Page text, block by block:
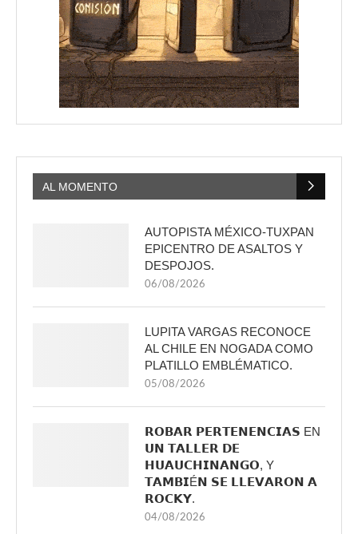
AL MOMENTO
AUTOPISTA MÉXICO-TUXPAN
EPICENTRO DE ASALTOS Y
DESPOJOS.
06/08/2026
LUPITA VARGAS RECONOCE
AL CHILE EN NOGADA COMO
PLATILLO EMBLÉMATICO.
05/08/2026
𝗥𝗢𝗕𝗔𝗥 𝗣𝗘𝗥𝗧𝗘𝗡𝗘𝗡𝗖𝗜𝗔𝗦 EN
𝗨𝗡 𝗧𝗔𝗟𝗟𝗘𝗥 𝗗𝗘
𝗛𝗨𝗔𝗨𝗖𝗛𝗜𝗡𝗔𝗡𝗚𝗢, Y
𝗧𝗔𝗠𝗕𝗜É𝗡 𝗦𝗘 𝗟𝗟𝗘𝗩𝗔𝗥𝗢𝗡 𝗔
𝗥𝗢𝗖𝗞𝗬.
04/08/2026